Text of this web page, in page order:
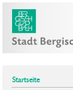
Startseite